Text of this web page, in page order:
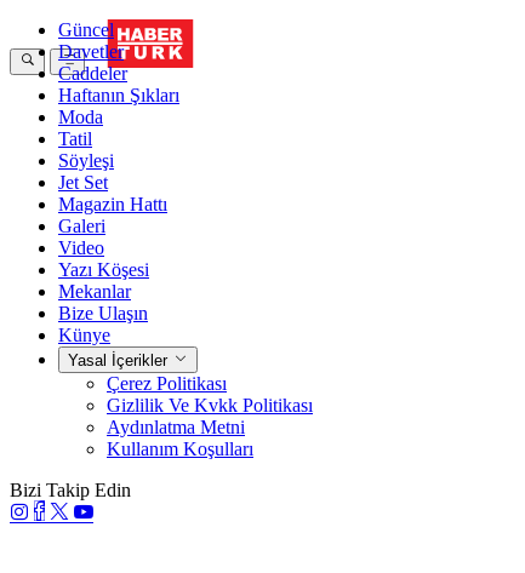
Güncel
Davetler
Caddeler
Haftanın Şıkları
Moda
Tatil
Söyleşi
Jet Set
Magazin Hattı
Galeri
Video
Yazı Köşesi
Mekanlar
Bize Ulaşın
Künye
Yasal İçerikler
Çerez Politikası
Gizlilik Ve Kvkk Politikası
Aydınlatma Metni
Kullanım Koşulları
Bizi Takip Edin